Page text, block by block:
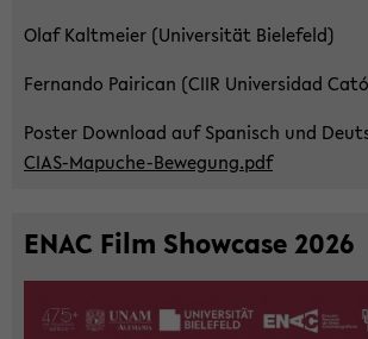
Olaf Kalt­mei­er (Uni­ver­si­tät Bie­le­feld)
Fer­nan­do Pai­ri­can (CIIR Uni­ver­sidad
Pos­ter Down­load auf Spa­nisch und
CIAS-Mapuche-Bewegung.pdf
ENAC Film Show­ca­se 2026